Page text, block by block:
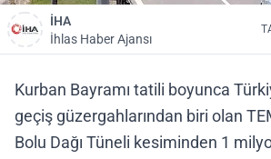
İHA
İhlas Haber Ajansı
Kurban Bayramı tatili boyunca
geçiş güzergahlarından biri olan
Bolu Dağı Tüneli kesiminden 1